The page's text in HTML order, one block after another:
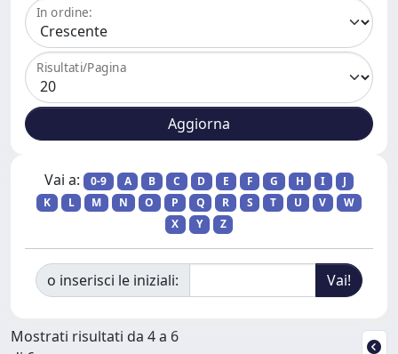
In ordine:
Risultati/Pagina
Vai a: 0-9 A B C D E F G H I
J
K
L M N O P Q R S T U V
W
X
Y Z
o inserisci le iniziali:
Mostrati risultati da 4 a 6